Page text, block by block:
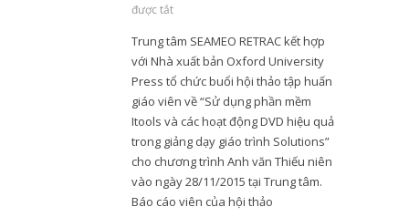
được tắt
Trung tâm SEAMEO RETRAC kết hợp
với Nhà xuất bản Oxford University
Press tổ chức buổi hội thảo tập huấn
giáo viên về “Sử dụng phần mềm
Itools và các hoạt động DVD hiệu quả
trong giảng dạy giáo trình Solutions”
cho chương trình Anh văn Thiếu niên
vào ngày 28/11/2015 tại Trung tâm.
Báo cáo viên của hội thảo